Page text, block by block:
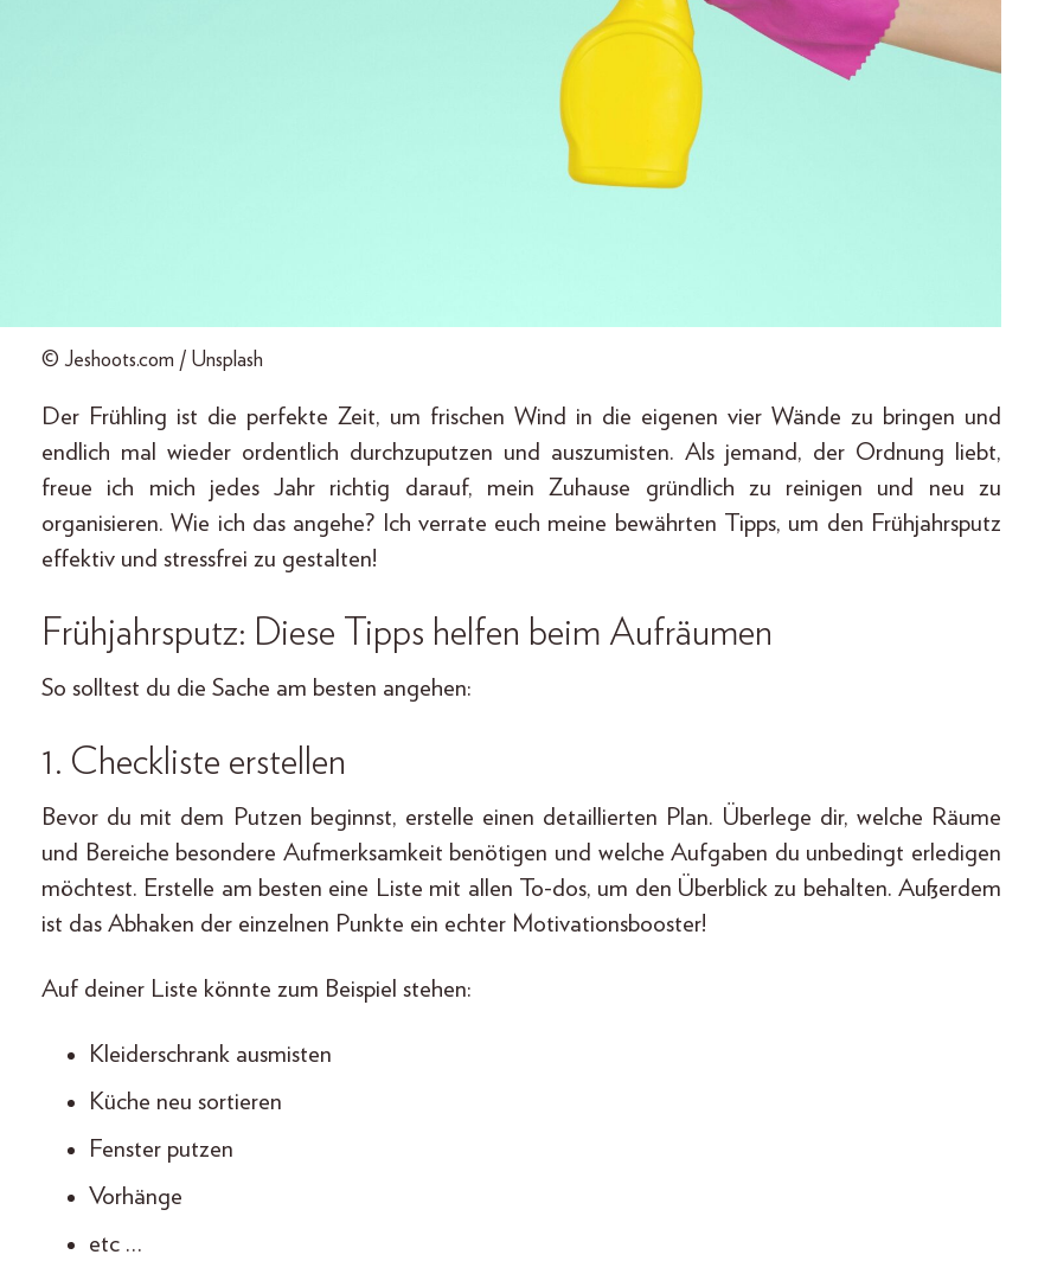
© Jeshoots.com / Unsplash
Der Frühling ist die perfekte Zeit, um frischen Wind in die eigenen vier Wände zu bringen und
endlich mal wieder ordentlich durchzuputzen und auszumisten. Als jemand, der Ordnung liebt,
freue ich mich jedes Jahr richtig darauf, mein Zuhause gründlich zu reinigen und neu zu
organisieren. Wie ich das angehe? Ich verrate euch meine bewährten Tipps, um den Frühjahrsputz
effektiv und stressfrei zu gestalten!
Frühjahrsputz: Diese Tipps helfen beim Aufräumen
So solltest du die Sache am besten angehen:
1. Checkliste erstellen
Bevor du mit dem Putzen beginnst, erstelle einen detaillierten Plan. Überlege dir, welche Räume
und Bereiche besondere Aufmerksamkeit benötigen und welche Aufgaben du unbedingt erledigen
möchtest. Erstelle am besten eine Liste mit allen To-dos, um den Überblick zu behalten. Außerdem
ist das Abhaken der einzelnen Punkte ein echter Motivationsbooster!
Auf deiner Liste könnte zum Beispiel stehen:
Kleiderschrank ausmisten
Küche neu sortieren
Fenster putzen
Vorhänge
etc …